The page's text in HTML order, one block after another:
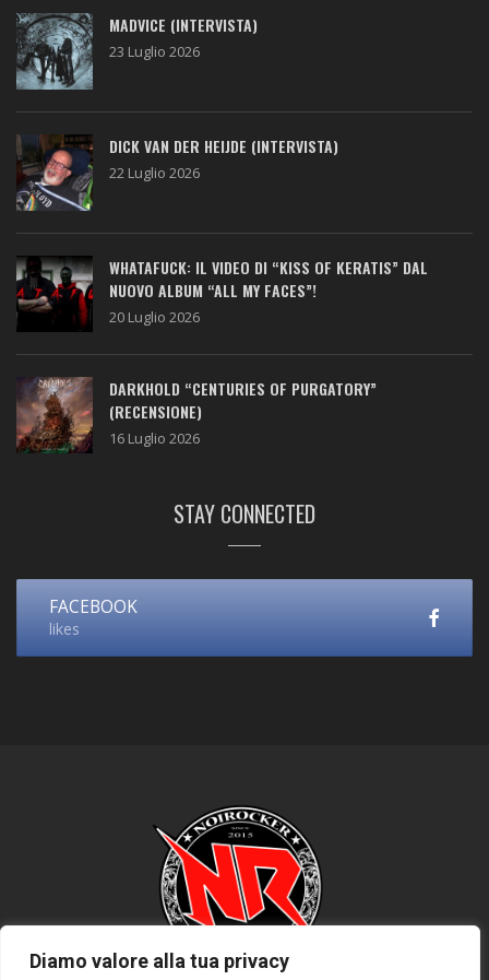
Diamo valore alla tua privacy
MADVICE (INTERVISTA)
23 Luglio 2026
DICK VAN DER HEIJDE (INTERVISTA)
22 Luglio 2026
WHATAFUCK: IL VIDEO DI “KISS OF KERATIS” DAL
NUOVO ALBUM “ALL MY FACES”!
20 Luglio 2026
DARKHOLD “CENTURIES OF PURGATORY”
(RECENSIONE)
16 Luglio 2026
STAY CONNECTED
FACEBOOK
likes